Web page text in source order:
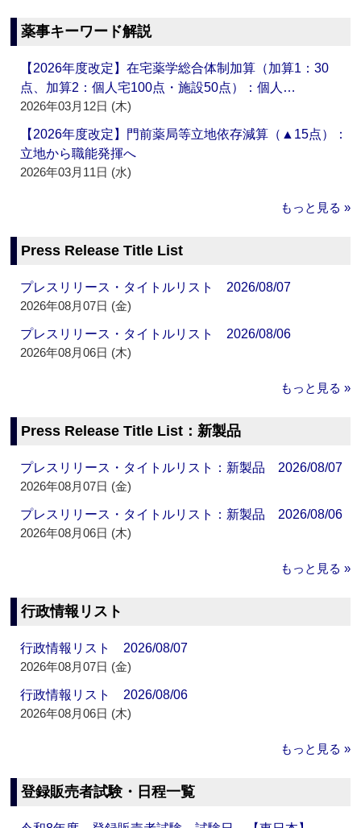
薬事キーワード解説
【2026年度改定】在宅薬学総合体制加算（加算1：30
点、加算2：個人宅100点・施設50点）：個人…
2026年03月12日 (木)
【2026年度改定】門前薬局等立地依存減算（▲15点）：
立地から職能発揮へ
2026年03月11日 (水)
もっと見る »
Press Release Title List
プレスリリース・タイトルリスト 2026/08/07
2026年08月07日 (金)
プレスリリース・タイトルリスト 2026/08/06
2026年08月06日 (木)
もっと見る »
Press Release Title List：新製品
プレスリリース・タイトルリスト：新製品 2026/08/07
2026年08月07日 (金)
プレスリリース・タイトルリスト：新製品 2026/08/06
2026年08月06日 (木)
もっと見る »
行政情報リスト
行政情報リスト 2026/08/07
2026年08月07日 (金)
行政情報リスト 2026/08/06
2026年08月06日 (木)
もっと見る »
登録販売者試験・日程一覧